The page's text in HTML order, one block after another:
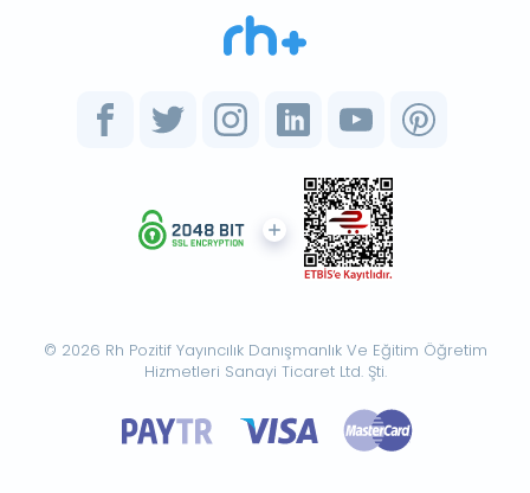
© 2026 Rh Pozitif Yayıncılık Danışmanlık Ve Eğitim Öğretim
Hizmetleri Sanayi Ticaret Ltd. Şti.